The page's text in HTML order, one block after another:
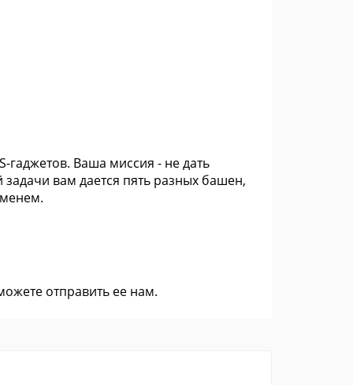
гаджетов. Ваша миссия - не дать
вам дается пять разных башен,
отправить ее нам.